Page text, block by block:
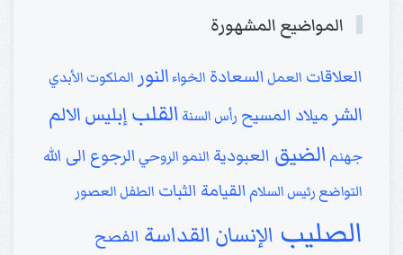
المواضيع المشهورة
العلاقات العمل السعادة الخواء النور الملكوت الأبدي
الشر ميلاد المسيح رأس السنة القلبإبليسالالم
جهنم الضيق العبودية النمو الروحي الرجوع الى الله
التواضع رئيس السلام القيامة الثبات الطفل العصور
الصليب الإنسانالقداسة الفصح